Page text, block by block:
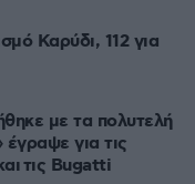
Καρύδι, 112 για
με τα πολυτελή
έγραψε για τις
τις Bugatti